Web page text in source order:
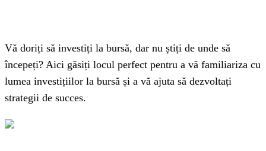
Vă doriți să investiți la bursă, dar nu știți de unde să
începeți? Aici găsiți locul perfect pentru a vă familiariza cu
lumea investițiilor la bursă și a vă ajuta să dezvoltați
strategii de succes.